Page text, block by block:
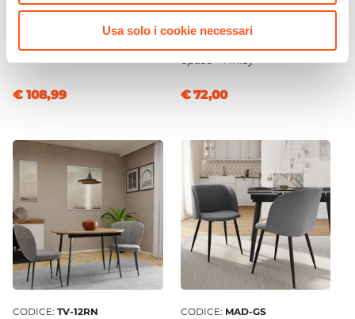
Usa solo i cookie necessari
Consolle 90x75h cm in
legno tortora con 2 cassetti
e maniglia dorata - Lilim
€ 108,99
Specchio da interno
reversibile 80x40 cm con
opaco - Finley
€ 72,00
CODICE: TV-12RN CODICE: MAD-GS